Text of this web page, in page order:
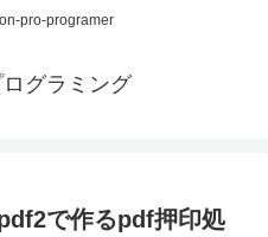
pro-programer
グラミング
で作るpdf押印処